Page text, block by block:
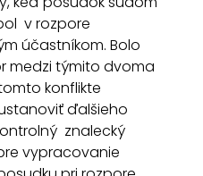
v rozpore
účastníkom. Bolo
medzi týmito dvoma
konflikte
ďalšieho
znalecký
vypracovanie